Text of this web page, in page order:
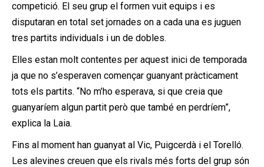
competició. El seu grup el formen vuit equips i es
disputaran en total set jornades on a cada una es juguen
tres partits individuals i un de dobles.
Elles estan molt contentes per aquest inici de temporada
ja que no s’esperaven començar guanyant pràcticament
tots els partits. “No m’ho esperava, si que creia que
guanyaríem algun partit però que també en perdríem”,
explica la Laia.
Fins al moment han guanyat al Vic, Puigcerdà i el Torelló.
Les alevines creuen que els rivals més forts del grup són